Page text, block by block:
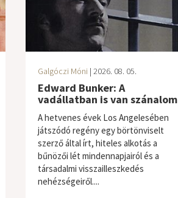
Galgóczi Móni | 2026. 08. 05.
Edward Bunker: A
vadállatban is van szánalom
A hetvenes évek Los Angelesében
játszódó regény egy börtönviselt
szerző által írt, hiteles alkotás a
bűnözői lét mindennapjairól és a
társadalmi visszailleszkedés
nehézségeiről....